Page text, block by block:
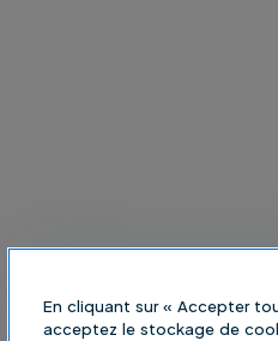
En cliquant sur « Accepter
acceptez le stockage de